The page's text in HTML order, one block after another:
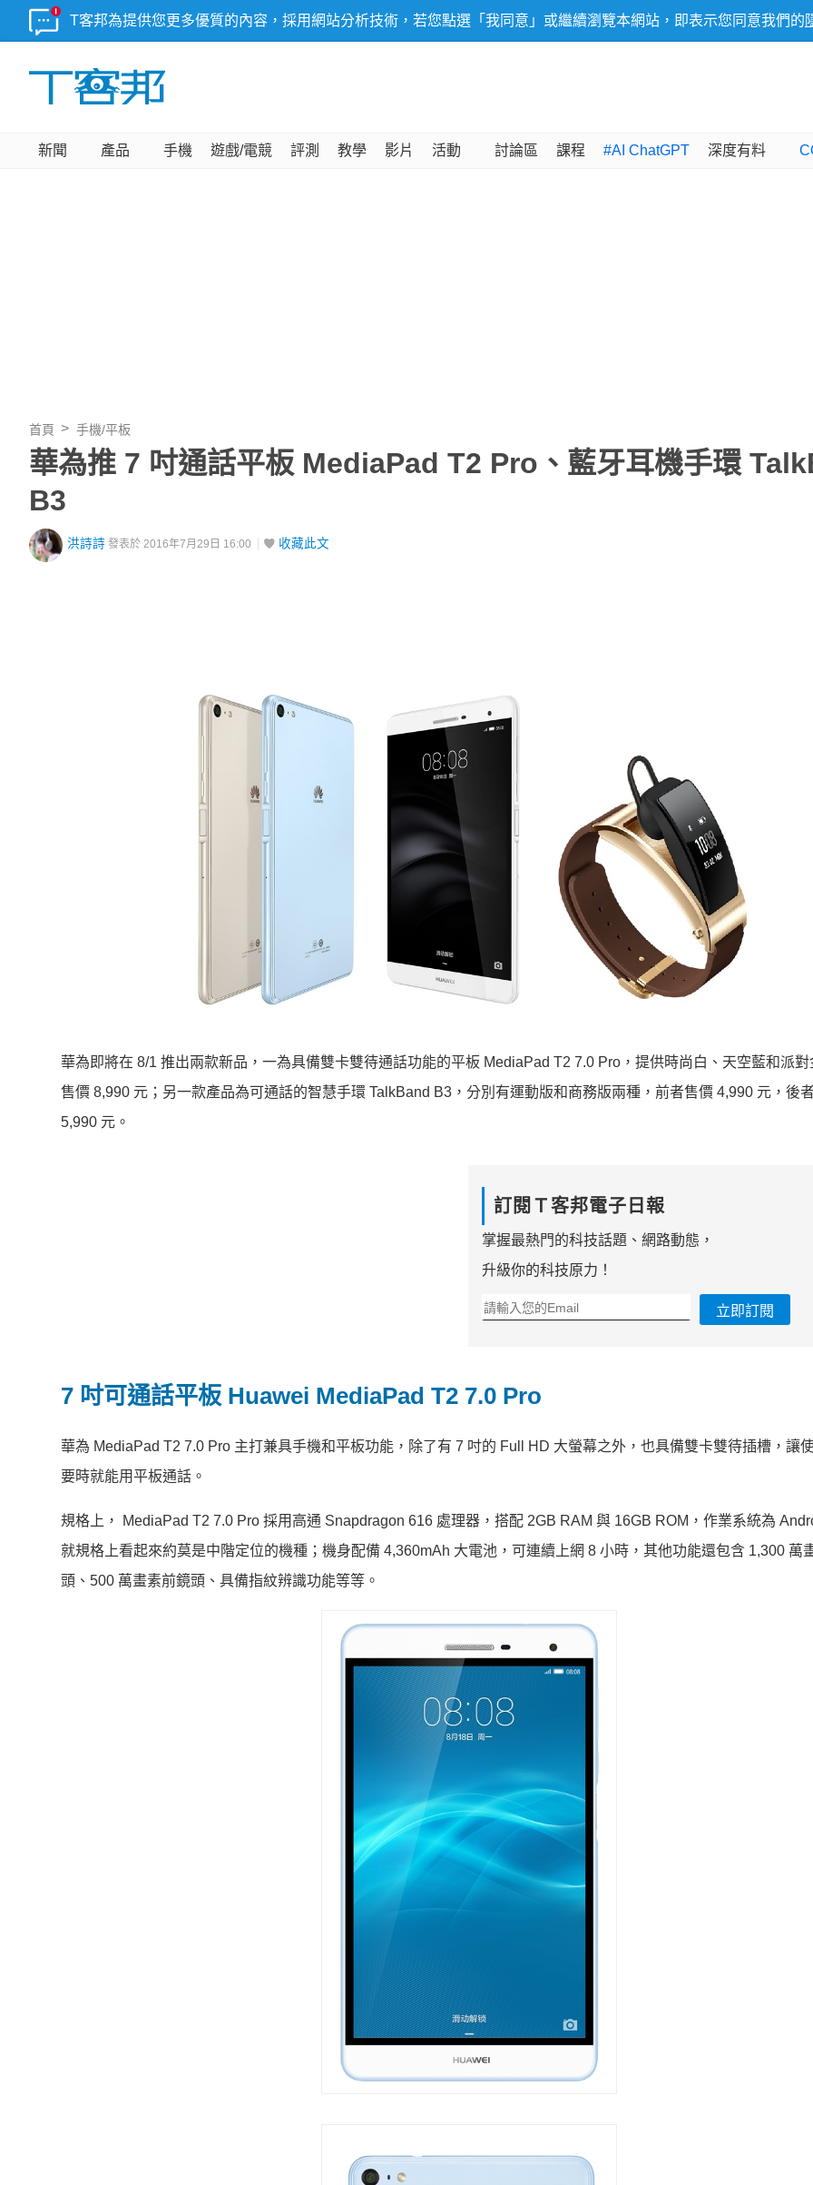
T客邦為提供您更多優質的內容，採用網站分析技術，若您點選「我同意」或繼續瀏覽本網站，即表示您同意我們的
新聞 產品 手機 遊戲/電競 評測 教學 影片 活動 討論區 課程 #AI ChatGPT 深度有料
首頁 手機/平板
華為推 7 吋通話平板 MediaPad T2 Pro、藍牙耳機手環
B3
洪詩詩 發表於 2016年7月29日 16:00 收藏此文
華為即將在 8/1 推出兩款新品，一為具備雙卡雙待通話功能的平板 MediaPad T2 7.0 Pro，提供時尚白、天空藍和派對
售價 8,990 元；另一款產品為可通話的智慧手環 TalkBand B3，分別有運動版和商務版兩種，前者售價 4,990 元，後
5,990 元。
訂閱Ｔ客邦電子日報
掌握最熱門的科技話題、網路動態，
升級你的科技原力！
立即訂閱
7 吋可通話平板 Huawei MediaPad T2 7.0 Pro
華為 MediaPad T2 7.0 Pro 主打兼具手機和平板功能，除了有 7 吋的 Full HD 大螢幕之外，也具備雙卡雙待插槽，讓
要時就能用平板通話。
規格上， MediaPad T2 7.0 Pro 採用高通 Snapdragon 616 處理器，搭配 2GB RAM 與 16GB ROM，作業系統為
就規格上看起來約莫是中階定位的機種；機身配備 4,360mAh 大電池，可連續上網 8 小時，其他功能還包含 1,300 萬
頭、500 萬畫素前鏡頭、具備指紋辨識功能等等。